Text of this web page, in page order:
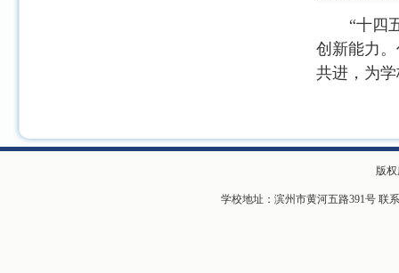
“十四
创新能力
共进，为
版
学校地址：滨州市黄河五路391号 联